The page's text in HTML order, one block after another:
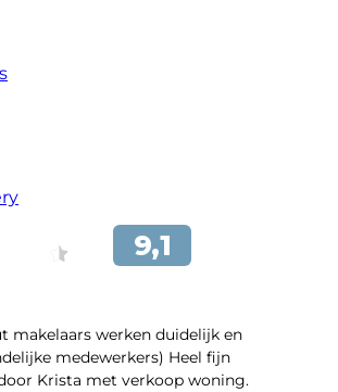
makelaars werken duidelijk en
medewerkers) Heel fijn
Krista met verkoop woning.